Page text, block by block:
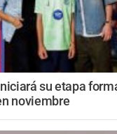
su etapa
noviembre